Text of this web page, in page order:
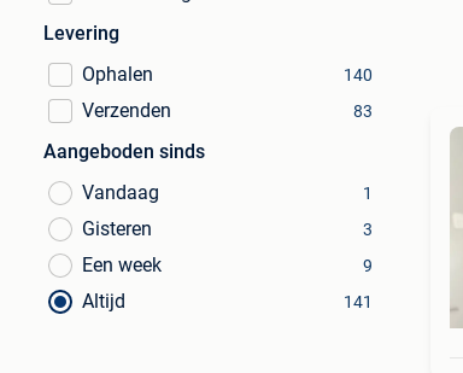
Levering
Ophalen
140
Verzenden 83
Aangeboden sinds
Vandaag
1
Gisteren 3
Een week 9
Altijd 141